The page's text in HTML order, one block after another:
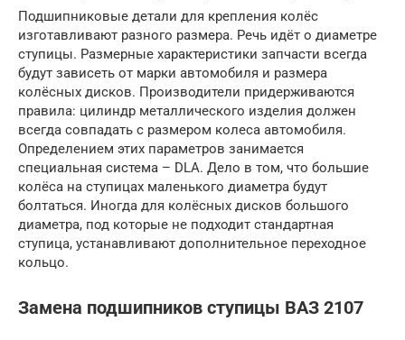
Подшипниковые детали для крепления колёс
изготавливают разного размера. Речь идёт о диаметре
ступицы. Размерные характеристики запчасти всегда
будут зависеть от марки автомобиля и размера
колёсных дисков. Производители придерживаются
правила: цилиндр металлического изделия должен
всегда совпадать с размером колеса автомобиля.
Определением этих параметров занимается
специальная система – DLA. Дело в том, что большие
колёса на ступицах маленького диаметра будут
болтаться. Иногда для колёсных дисков большого
диаметра, под которые не подходит стандартная
ступица, устанавливают дополнительное переходное
кольцо.
Замена подшипников ступицы ВАЗ 2107